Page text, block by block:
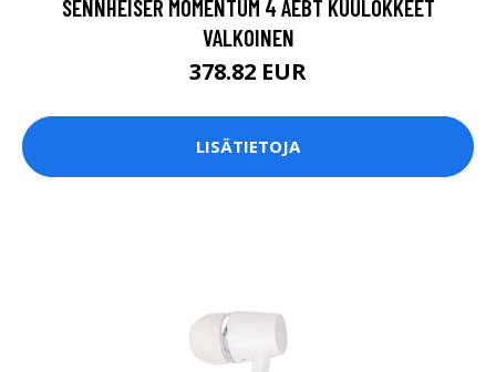
SENNHEISER MOMENTUM 4 AEBT KUULOKKEET
VALKOINEN
378.82 EUR
LISÄTIETOJA